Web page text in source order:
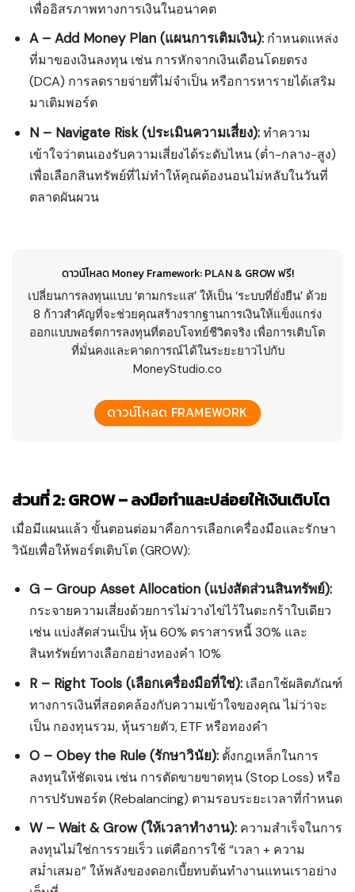
เพื่ออิสรภาพทางการเงินในอนาคต
A – Add Money Plan (แผนการเติมเงิน): กำหนดแหล่ง
ที่มาของเงินลงทุน เช่น การหักจากเงินเดือนโดยตรง
(DCA) การลดรายจ่ายที่ไม่จำเป็น หรือการหารายได้เสริม
มาเติมพอร์ต
N – Navigate Risk (ประเมินความเสี่ยง):ทำความ
เข้าใจว่าตนเองรับความเสี่ยงได้ระดับไหน (ต่ำ-กลาง-สูง)
เพื่อเลือกสินทรัพย์ที่ไม่ทำให้คุณต้องนอนไม่หลับในวันที่
ตลาดผันผวน
ดาวน์โหลด Money Framework: PLAN & GROW ฟรี!
เปลี่ยนการลงทุนแบบ ‘ตามกระแส’ ให้เป็น ‘ระบบที่ยั่งยืน’ ด้วย
8 ก้าวสำคัญที่จะช่วยคุณสร้างรากฐานการเงินให้แข็งแกร่ง
ออกแบบพอร์ตการลงทุนที่ตอบโจทย์ชีวิตจริง เพื่อการเติบโต
ที่มั่นคงและคาดการณ์ได้ในระยะยาวไปกับ
MoneyStudio.co
ดาวน์โหลด FRAMEWORK
ส่วนที่ 2: GROW – ลงมือทำและปล่อยให้เงินเติบโต
เมื่อมีแผนแล้ว ขั้นตอนต่อมาคือการเลือกเครื่องมือและรักษา
วินัยเพื่อให้พอร์ตเติบโต (GROW):
G – Group Asset Allocation (แบ่งสัดส่วนสินทรัพย์):
กระจายความเสี่ยงด้วยการไม่วางไข่ไว้ในตะกร้าใบเดียว
เช่น แบ่งสัดส่วนเป็น หุ้น 60% ตราสารหนี้ 30% และ
สินทรัพย์ทางเลือกอย่างทองคำ 10%
R – Right Tools (เลือกเครื่องมือที่ใช่): เลือกใช้ผลิตภัณฑ์
ทางการเงินที่สอดคล้องกับความเข้าใจของคุณ ไม่ว่าจะ
เป็น กองทุนรวม, หุ้นรายตัว, ETF หรือทองคำ
O – Obey the Rule (รักษาวินัย): ตั้งกฎเหล็กในการ
ลงทุนให้ชัดเจน เช่น การตัดขายขาดทุน (Stop Loss) หรือ
การปรับพอร์ต (Rebalancing) ตามรอบระยะเวลาที่กำหนด
W – Wait & Grow (ให้เวลาทำงาน): ความสำเร็จในการ
ลงทุนไม่ใช่การรวยเร็ว แต่คือการใช้ “เวลา + ความ
สม่ำเสมอ” ให้พลังของดอกเบี้ยทบต้นทำงานแทนเราอย่าง